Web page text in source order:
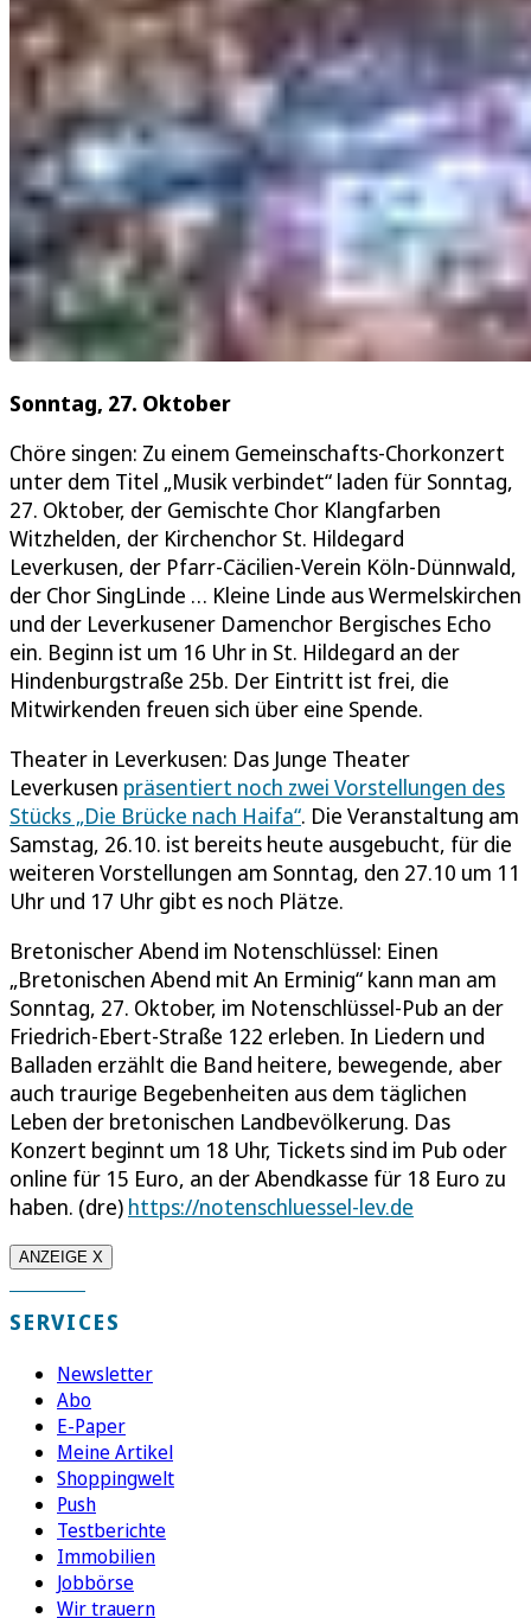
Sonntag, 27. Oktober
Chöre singen: Zu einem Gemeinschafts-Chorkonzert
unter dem Titel „Musik verbindet“ laden für Sonntag,
27. Oktober, der Gemischte Chor Klangfarben
Witzhelden, der Kirchenchor St. Hildegard
Leverkusen, der Pfarr-Cäcilien-Verein Köln-Dünnwald,
der Chor SingLinde … Kleine Linde aus Wermelskirchen
und der Leverkusener Damenchor Bergisches Echo
ein. Beginn ist um 16 Uhr in St. Hildegard an der
Hindenburgstraße 25b. Der Eintritt ist frei, die
Mitwirkenden freuen sich über eine Spende.
Theater in Leverkusen: Das Junge Theater
Leverkusen präsentiert noch zwei Vorstellungen des
Stücks „Die Brücke nach Haifa“. Die Veranstaltung am
Samstag, 26.10. ist bereits heute ausgebucht, für die
weiteren Vorstellungen am Sonntag, den 27.10 um 11
Uhr und 17 Uhr gibt es noch Plätze.
Bretonischer Abend im Notenschlüssel: Einen
„Bretonischen Abend mit An Erminig“ kann man am
Sonntag, 27. Oktober, im Notenschlüssel-Pub an der
Friedrich-Ebert-Straße 122 erleben. In Liedern und
Balladen erzählt die Band heitere, bewegende, aber
auch traurige Begebenheiten aus dem täglichen
Leben der bretonischen Landbevölkerung. Das
Konzert beginnt um 18 Uhr, Tickets sind im Pub oder
online für 15 Euro, an der Abendkasse für 18 Euro zu
haben. (dre) https://notenschluessel-lev.de
ANZEIGE X
SERVICES
Newsletter
Abo
E-Paper
Meine Artikel
Shoppingwelt
Push
Testberichte
Immobilien
Jobbörse
Wir trauern